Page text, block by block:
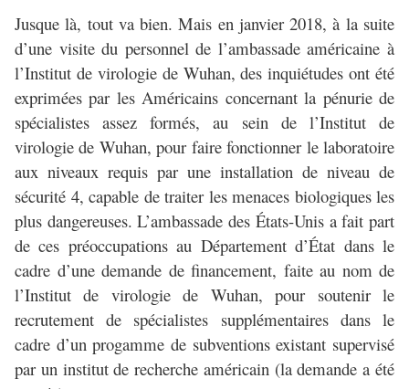
Jusque là, tout va bien. Mais en janvier 2018, à la suite
d’une visite du personnel de l’ambassade américaine à
l’Institut de virologie de Wuhan, des inquiétudes ont été
exprimées par les Américains concernant la pénurie de
spécialistes assez formés, au sein de l’Institut de
virologie de Wuhan, pour faire fonctionner le laboratoire
aux niveaux requis par une installation de niveau de
sécurité 4, capable de traiter les menaces biologiques les
plus dangereuses. L’ambassade des États-Unis a fait part
de ces préoccupations au Département d’État dans le
cadre d’une demande de financement, faite au nom de
l’Institut de virologie de Wuhan, pour soutenir le
recrutement de spécialistes supplémentaires dans le
cadre d’un progamme de subventions existant supervisé
par un institut de recherche américain (la demande a été